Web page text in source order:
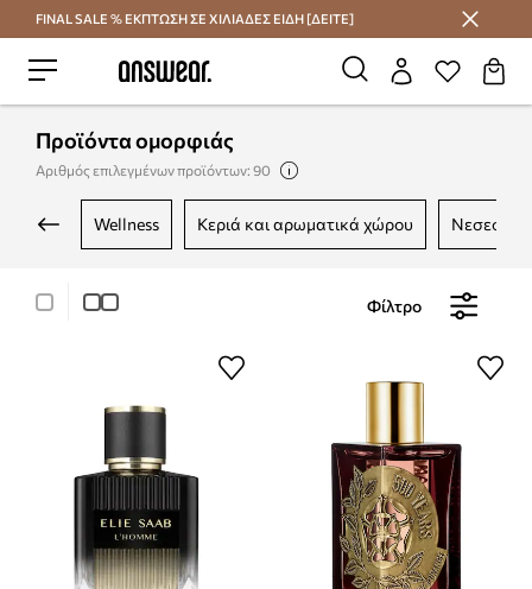
Εξοικονομήστε με το Answear Club
FINAL SALE % ΕΚΠΤΩΣΗ ΣΕ ΧΙΛΙΑΔΕΣ ΕΙΔΗ [ΔΕΙΤΕ]
Προϊόντα ομορφιάς
Αριθμός επιλεγμένων προϊόντων: 90
wellness κεριά και αρωματικά χώρου νεσεσέρ
Φίλτρο